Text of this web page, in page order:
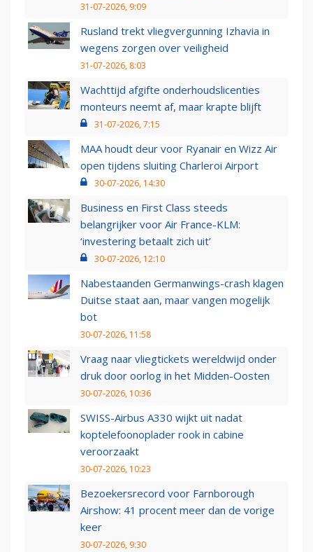
31-07-2026, 9:09
Rusland trekt vliegvergunning Izhavia in
wegens zorgen over veiligheid
31-07-2026, 8:03
Wachttijd afgifte onderhoudslicenties
monteurs neemt af, maar krapte blijft
31-07-2026, 7:15
MAA houdt deur voor Ryanair en Wizz Air
open tijdens sluiting Charleroi Airport
30-07-2026, 14:30
Business en First Class steeds
belangrijker voor Air France-KLM:
‘investering betaalt zich uit’
30-07-2026, 12:10
Nabestaanden Germanwings-crash klagen
Duitse staat aan, maar vangen mogelijk
bot
30-07-2026, 11:58
Vraag naar vliegtickets wereldwijd onder
druk door oorlog in het Midden-Oosten
30-07-2026, 10:36
SWISS-Airbus A330 wijkt uit nadat
koptelefoonoplader rook in cabine
veroorzaakt
30-07-2026, 10:23
Bezoekersrecord voor Farnborough
Airshow: 41 procent meer dan de vorige
keer
30-07-2026, 9:30